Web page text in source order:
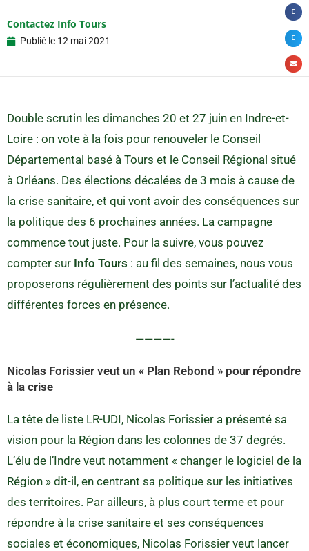
Contactez Info Tours
Publié le 12 mai 2021
Double scrutin les dimanches 20 et 27 juin en Indre-et-
Loire : on vote à la fois pour renouveler le Conseil
Départemental basé à Tours et le Conseil Régional situé
à Orléans. Des élections décalées de 3 mois à cause de
la crise sanitaire, et qui vont avoir des conséquences sur
la politique des 6 prochaines années. La campagne
commence tout juste. Pour la suivre, vous pouvez
compter sur Info Tours : au fil des semaines, nous vous
proposerons régulièrement des points sur l’actualité des
différentes forces en présence.
————-
Nicolas Forissier veut un « Plan Rebond » pour répondre
à la crise
La tête de liste LR-UDI, Nicolas Forissier a présenté sa
vision pour la Région dans les colonnes de 37 degrés.
L’élu de l’Indre veut notamment « changer le logiciel de la
Région » dit-il, en centrant sa politique sur les initiatives
des territoires. Par ailleurs, à plus court terme et pour
répondre à la crise sanitaire et ses conséquences
sociales et économiques, Nicolas Forissier veut lancer